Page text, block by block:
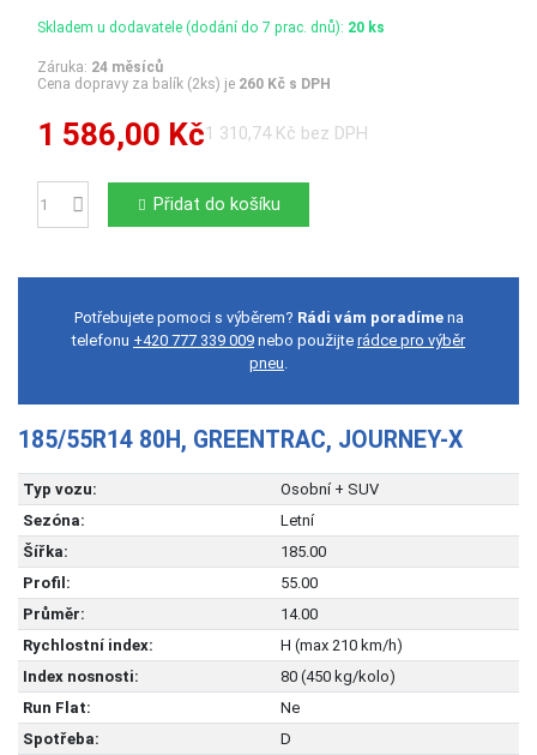
Skladem u dodavatele (dodání do 7 prac. dnů): 20 ks
Záruka: 24 měsíců
Cena dopravy za balík (2ks) je 260 Kč s DPH
1 586,00 Kč1 310,74 Kč bez DPH
Počet Přidat do košíku
Potřebujete pomoci s výběrem? Rádi vám poradímena
telefonu +420 777 339 009 nebo použijte rádce pro výběr
pneu.
185/55R14 80H, GREENTRAC, JOURNEY-X
Typ vozu:
Osobní + SUV
Sezóna:
Letní
Šířka:
185.00
Profil:
55.00
Průměr:
14.00
Rychlostní index:
H (max 210 km/h)
Index nosnosti:
80 (450 kg/kolo)
Run Flat:
Ne
Spotřeba:
D